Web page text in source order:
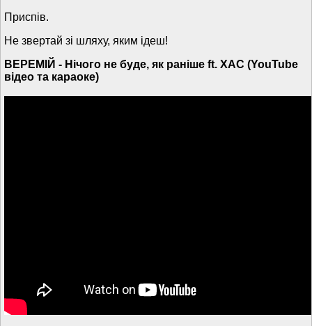
Приспів.
Не звертай зі шляху, яким ідеш!
ВЕРЕМІЙ - Нічого не буде, як раніше ft. ХАС (YouTube
відео та караоке)